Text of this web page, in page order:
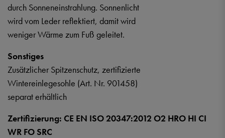
durch Sonneneinstrahlung. Sonnenlicht
wird vom Leder reflektiert, damit wird
weniger Wärme zum Fuß geleitet.
Sonstiges
Zusätzlicher Spitzenschutz, zertifizierte
Wintereinlegesohle (Art. Nr. 901458)
separat erhältlich
Zertifizierung: CE EN ISO 20347:2012 O2 HRO HI CI
WR FO SRC